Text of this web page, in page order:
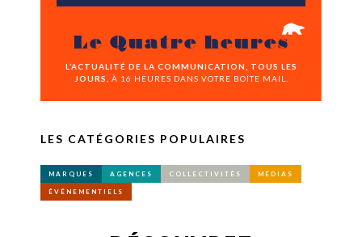
Le Quatre heures
L’ACTUALITÉ DE LA COMMUNICATION, TOUS LES
JOURS,
À 16 HEURES DANS VOTRE BOÎTE MAIL.
LES CATÉGORIES POPULAIRES
MARQUES AGENCES COLLECTIVITÉS MÉDIAS
ÉVÉNEMENTIELS